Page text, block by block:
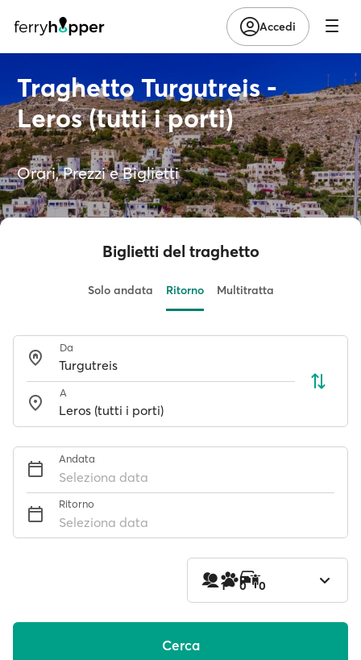
Accedi
Traghetto Turgutreis -
Leros (tutti i porti)
Orari, Prezzi e Biglietti
Biglietti del traghetto
Solo andata Ritorno Multitratta
Da
A
Andata
Seleziona data
Ritorno
Seleziona data
1 0 0
Cerca